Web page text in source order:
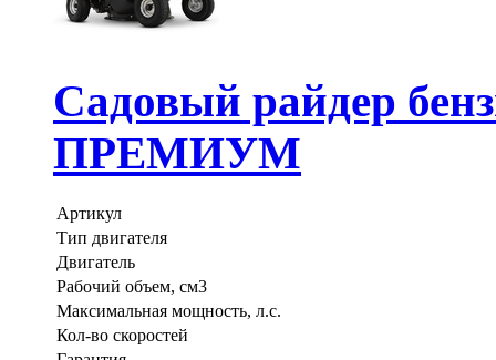
Садовый райдер
ПРЕМИУМ
Артикул
Тип двигателя
Двигатель
Рабочий объем, см3
Максимальная мощность, л.с.
Кол-во скоростей